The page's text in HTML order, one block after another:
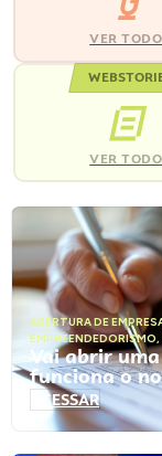
VER
VER
ABERTURA DE
EMPREENDEDORISMO,
Vai abrir
funciona o
ACESSAR